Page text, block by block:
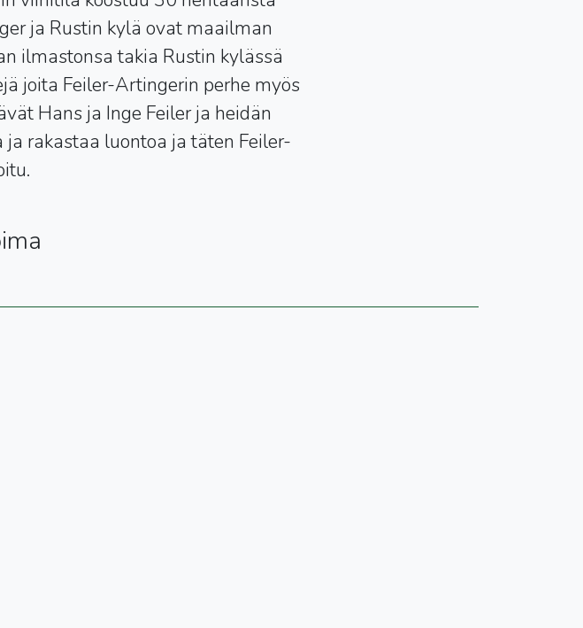
ja Rustin kylä ovat maailman
ilmastonsa takia Rustin kylässä
joita Feiler-Artingerin perhe myös
Hans ja Inge Feiler ja heidän
rakastaa luontoa ja täten Feiler-